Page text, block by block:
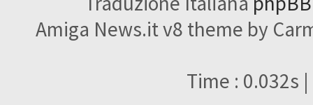
Amiga News.it v8 theme by
Time : 0.032s